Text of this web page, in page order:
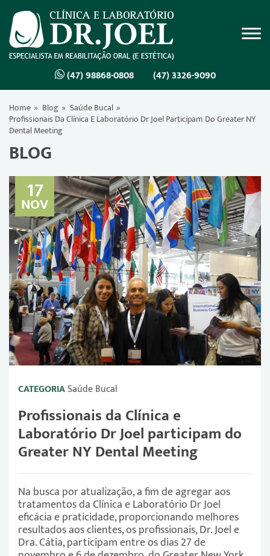
(47) 98868-0808 (47) 3326-9090
Home Blog
Saúde Bucal
Profissionais Da Clínica E Laboratório Dr Joel Participam Do Greater NY
Dental Meeting
BLOG
17
NOV
CATEGORIASaúde Bucal
Profissionais da Clínica e
Laboratório Dr Joel participam do
Greater NY Dental Meeting
Na busca por atualização, a fim de agregar aos
tratamentos da Clínica e Laboratório Dr Joel
eficácia e praticidade, proporcionando melhores
resultados aos clientes, os profissionais, Dr. Joel e
Dra. Cátia, participam entre os dias 27 de